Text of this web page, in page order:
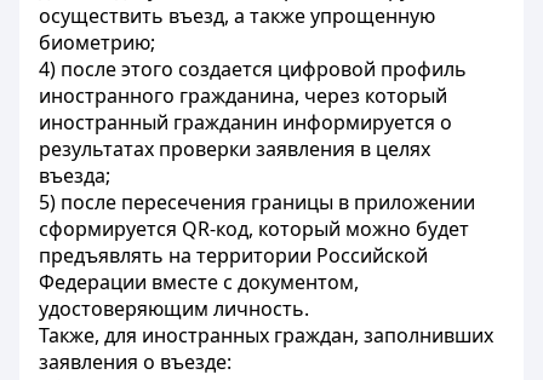
осуществить въезд, а также упрощенную
биометрию;
4) после этого создается цифровой профиль
иностранного гражданина, через который
иностранный гражданин информируется о
результатах проверки заявления в целях
въезда;
5) после пересечения границы в приложении
сформируется QR-код, который можно будет
предъявлять на территории Российской
Федерации вместе с документом,
удостоверяющим личность.
Также, для иностранных граждан, заполнивших
заявления о въезде: